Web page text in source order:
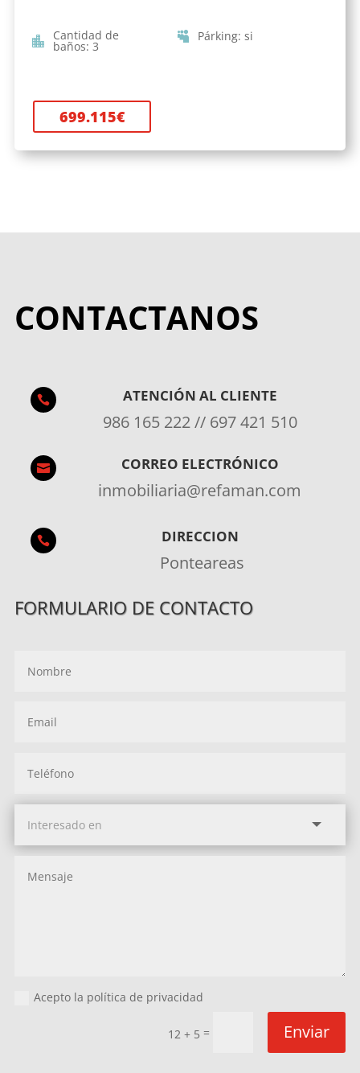
Cantidad de
baños: 3
Párking: si
699.115€
CONTACTANOS
 ATENCIÓN AL CLIENTE
986 165 222 // 697 421 510
 CORREO ELECTRÓNICO
inmobiliaria@refaman.com
 DIRECCION
Ponteareas
FORMULARIO DE CONTACTO
Acepto la política de privacidad
12 + 5 = Enviar